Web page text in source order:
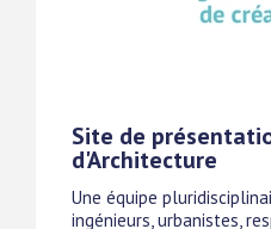
Site de
d'Architecture
Une équipe
ingénieurs, urbanistes,